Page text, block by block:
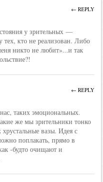
у зрительных —
кто не реализован. Либо
никто не любит»...и так
← REPLY
таких эмоциональных.
же мы зрительники тонко
вазы. Идея с
поплакать, прямо в
-будто очищают и
← REPLY